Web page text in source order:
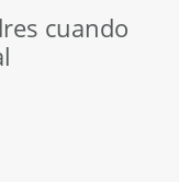
cuando